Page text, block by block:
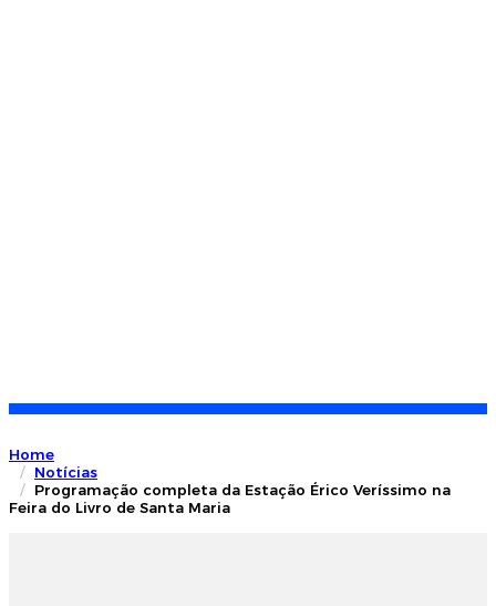
Home
Notícias
Programação completa da Estação Érico Veríssimo na
Feira do Livro de Santa Maria